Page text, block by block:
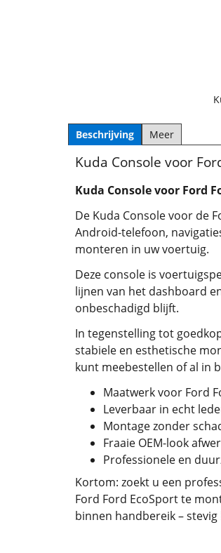
Beschrijving Meer
Kuda Console voor
Kuda Console voor Ford
De Kuda Console voor de
Android-telefoon,
monteren in uw voertuig.
Deze console is
lijnen van het dashboard
onbeschadigd blijft.
In tegenstelling tot
stabiele en esthetische
kunt meebestellen of al in
Maatwerk voor Ford
Leverbaar in echt
Montage zonder
Fraaie OEM-look
Professionele en
Kortom: zoekt u een
Ford Ford EcoSport te
binnen handbereik –